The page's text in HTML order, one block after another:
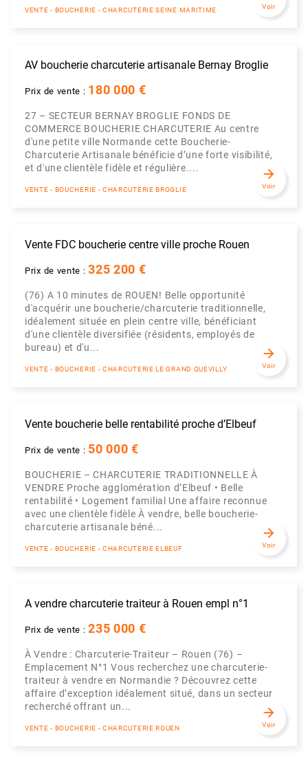
VENTE - BOUCHERIE - CHARCUTERIE SEINE MARITIME Voir
AV boucherie charcuterie artisanale Bernay Broglie
Prix de vente : 180 000 €
27 – SECTEUR BERNAY BROGLIE FONDS DE
COMMERCE BOUCHERIE CHARCUTERIE Au centre
d'une petite ville Normande cette Boucherie-
Charcuterie Artisanale bénéficie d’une forte visibilité,
et d'une clientèle fidèle et régulière....
VENTE - BOUCHERIE - CHARCUTERIE BROGLIE
arrow_forward
Voir
Vente FDC boucherie centre ville proche Rouen
Prix de vente :325 200 €
(76) A 10 minutes de ROUEN! Belle opportunité
d'acquérir une boucherie/charcuterie traditionnelle,
idéalement située en plein centre ville, bénéficiant
d'une clientèle diversifiée (résidents, employés de
bureau) et d'u...
VENTE - BOUCHERIE - CHARCUTERIE LE GRAND QUEVILLY
arrow_forward
Voir
Vente boucherie belle rentabilité proche d’Elbeuf
Prix de vente : 50 000 €
BOUCHERIE – CHARCUTERIE TRADITIONNELLE À
VENDRE Proche agglomération d’Elbeuf • Belle
rentabilité • Logement familial Une affaire reconnue
avec une clientèle fidèle À vendre, belle boucherie-
charcuterie artisanale béné...
VENTE - BOUCHERIE - CHARCUTERIE ELBEUF
arrow_forward
Voir
A vendre charcuterie traiteur à Rouen empl n°1
Prix de vente :235 000 €
À Vendre : Charcuterie-Traiteur – Rouen (76) –
Emplacement N°1 Vous recherchez une charcuterie-
traiteur à vendre en Normandie ? Découvrez cette
affaire d’exception idéalement situé, dans un secteur
recherché offrant un...
VENTE - BOUCHERIE - CHARCUTERIE ROUEN
arrow_forward
Voir